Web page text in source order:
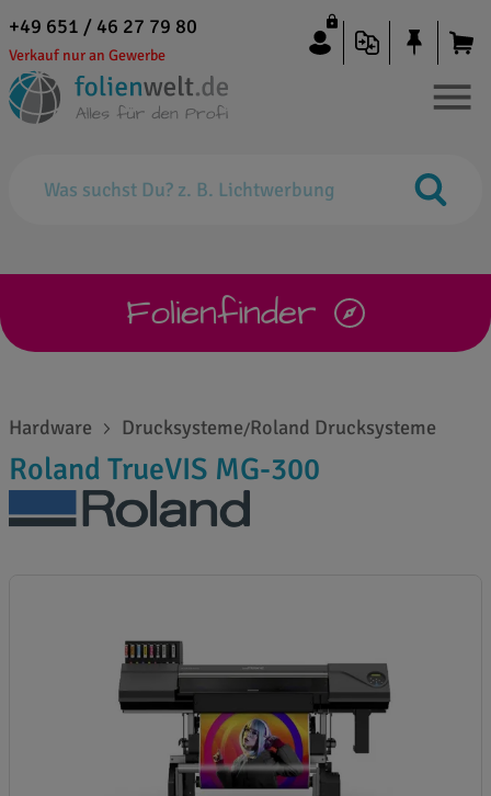
+49 651 / 46 27 79 80
Verkauf nur an Gewerbe
Folienfinder
Hardware Drucksysteme/Roland Drucksysteme
Roland TrueVIS MG-300